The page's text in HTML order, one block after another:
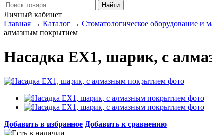
Личный кабинет
Главная → Каталог → Стоматологическое оборудование и
алмазным покрытием
Насадка EX1, шарик, с
Добавить в избранное Добавить к сравнению